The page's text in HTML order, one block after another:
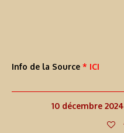
Info de la Source * ICI
10 décembre 2024